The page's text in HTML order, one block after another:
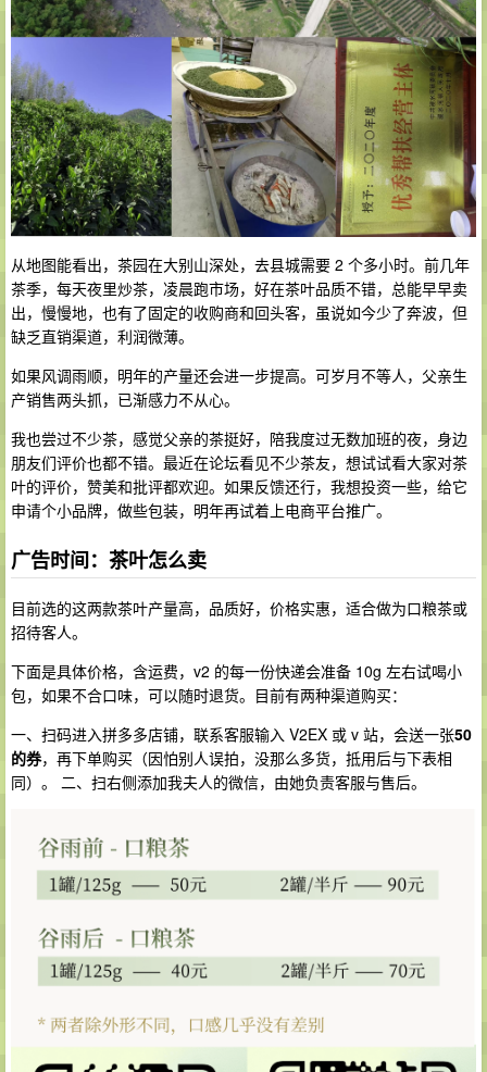
从地图能看出，茶园在大别山深处，去县城需要 2 个多小时。前几年
茶季，每天夜里炒茶，凌晨跑市场，好在茶叶品质不错，总能早早卖
出，慢慢地，也有了固定的收购商和回头客，虽说如今少了奔波，但
缺乏直销渠道，利润微薄。
如果风调雨顺，明年的产量还会进一步提高。可岁月不等人，父亲生
产销售两头抓，已渐感力不从心。
我也尝过不少茶，感觉父亲的茶挺好，陪我度过无数加班的夜，身边
朋友们评价也都不错。最近在论坛看见不少茶友，想试试看大家对茶
叶的评价，赞美和批评都欢迎。如果反馈还行，我想投资一些，给它
申请个小品牌，做些包装，明年再试着上电商平台推广。
广告时间：茶叶怎么卖
目前选的这两款茶叶产量高，品质好，价格实惠，适合做为口粮茶或
招待客人。
下面是具体价格，含运费，v2 的每一份快递会准备 10g 左右试喝小
包，如果不合口味，可以随时退货。目前有两种渠道购买：
一、扫码进入拼多多店铺，联系客服输入 V2EX 或 v 站，会送一张50
的券，再下单购买（因怕别人误拍，没那么多货，抵用后与下表相
同）。 二、扫右侧添加我夫人的微信，由她负责客服与售后。